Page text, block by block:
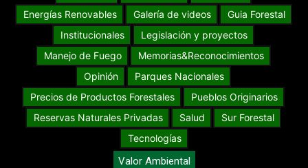
Energías Renovables
Galería de videos
Guia Forestal
Institucionales
Legislación y proyectos
Manejo de Fuego
Memorias&Reconocimientos
Opinión
Parques Nacionales
Precios de Productos Forestales
Pueblos Originarios
Reservas Naturales Privadas
Salud
Sur Forestal
Tecnologías
Valor Ambiental